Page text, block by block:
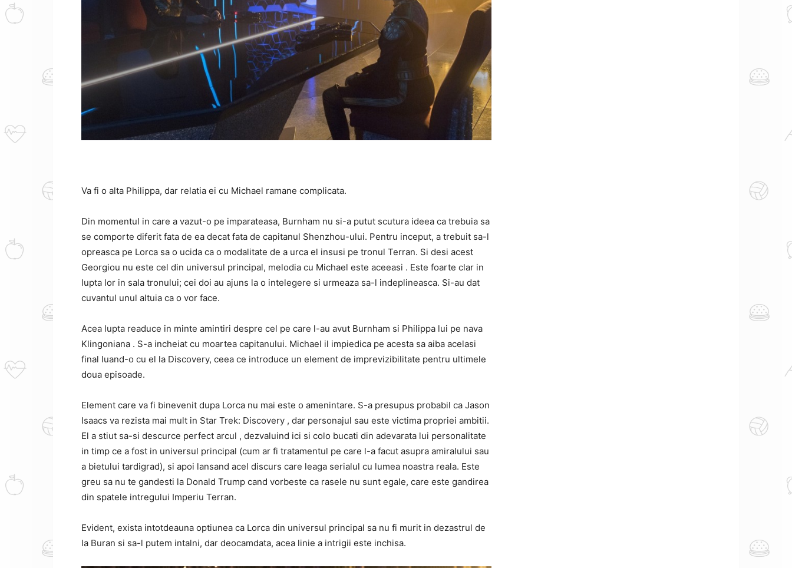
Va fi o alta Philippa, dar relatia ei cu Michael ramane complicata.
Din momentul in care a vazut-o pe imparateasa, Burnham nu si-a putut scutura ideea ca trebuia sa
se comporte diferit fata de ea decat fata de capitanul Shenzhou-ului. Pentru inceput, a trebuit sa-l
opreasca pe Lorca sa o ucida ca o modalitate de a urca el insusi pe tronul Terran. Si desi acest
Georgiou nu este cel din universul principal, melodia cu Michael este aceeasi . Este foarte clar in
lupta lor in sala tronului; cei doi au ajuns la o intelegere si urmeaza sa-l indeplineasca. Si-au dat
cuvantul unul altuia ca o vor face.
Acea lupta readuce in minte amintiri despre cel pe care l-au avut Burnham si Philippa lui pe nava
Klingoniana . S-a incheiat cu moartea capitanului. Michael il impiedica pe acesta sa aiba acelasi
final luand-o cu el la Discovery, ceea ce introduce un element de imprevizibilitate pentru ultimele
doua episoade.
Element care va fi binevenit dupa Lorca nu mai este o amenintare. S-a presupus probabil ca Jason
Isaacs va rezista mai mult in Star Trek: Discovery , dar personajul sau este victima propriei ambitii.
El a stiut sa-si descurce perfect arcul , dezvaluind ici si colo bucati din adevarata lui personalitate
in timp ce a fost in universul principal (cum ar fi tratamentul pe care l-a facut asupra amiralului sau
a bietului tardigrad), si apoi lansand acel discurs care leaga serialul cu lumea noastra reala. Este
greu sa nu te gandesti la Donald Trump cand vorbeste ca rasele nu sunt egale, care este gandirea
din spatele intregului Imperiu Terran.
Evident, exista intotdeauna optiunea ca Lorca din universul principal sa nu fi murit in dezastrul de
la Buran si sa-l putem intalni, dar deocamdata, acea linie a intrigii este inchisa.